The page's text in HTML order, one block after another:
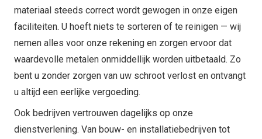
materiaal steeds correct wordt gewogen in onze eigen
faciliteiten. U hoeft niets te sorteren of te reinigen — wij
nemen alles voor onze rekening en zorgen ervoor dat
waardevolle metalen onmiddellijk worden uitbetaald. Zo
bent u zonder zorgen van uw schroot verlost en ontvangt
u altijd een eerlijke vergoeding.
Ook bedrijven vertrouwen dagelijks op onze
dienstverlening. Van bouw- en installatiebedrijven tot